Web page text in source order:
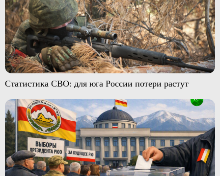
Статистика СВО: для юга России потери растут